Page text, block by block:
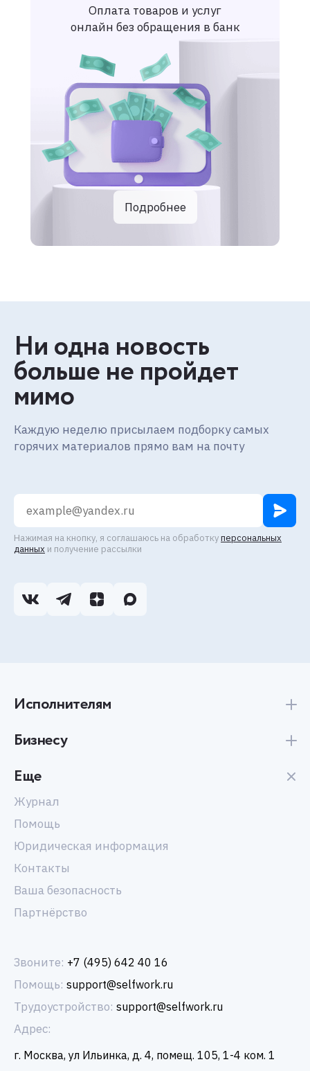
Оплата товаров и услуг
онлайн без обращения в банк
Подробнее
Ни одна новость
больше не пройдет
мимо
Каждую неделю присылаем подборку самых
горячих материалов прямо вам на почту
Нажимая на кнопку, я соглашаюсь на обработкуперсональных
данных и получение рассылки
Исполнителям
Бизнесу
Еще
Журнал
Помощь
Юридическая информация
Контакты
Ваша безопасность
Партнёрство
Звоните: +7 (495) 642 40 16
Помощь: support@selfwork.ru
Трудоустройство: support@selfwork.ru
Адрес:
г. Москва, ул Ильинка, д. 4, помещ. 105, 1-4 ком. 1